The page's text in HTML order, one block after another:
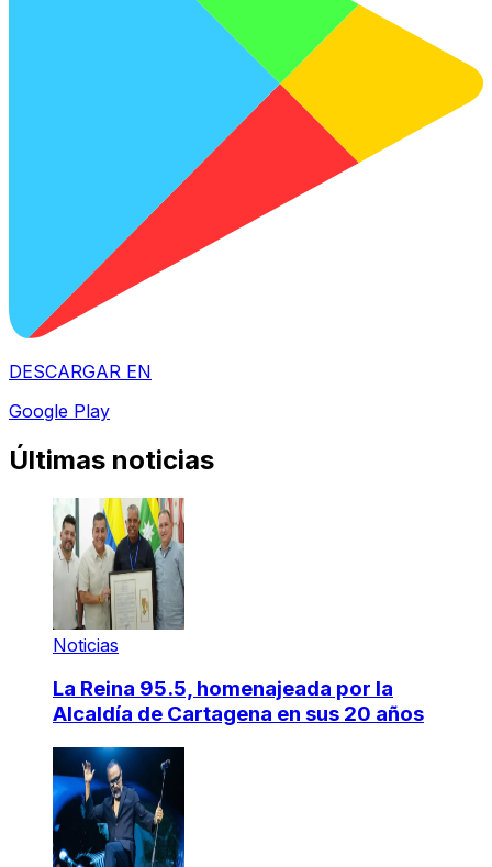
DESCARGAR EN
Google Play
Últimas noticias
Noticias
La Reina 95.5, homenajeada por la
Alcaldía de Cartagena en sus 20 años